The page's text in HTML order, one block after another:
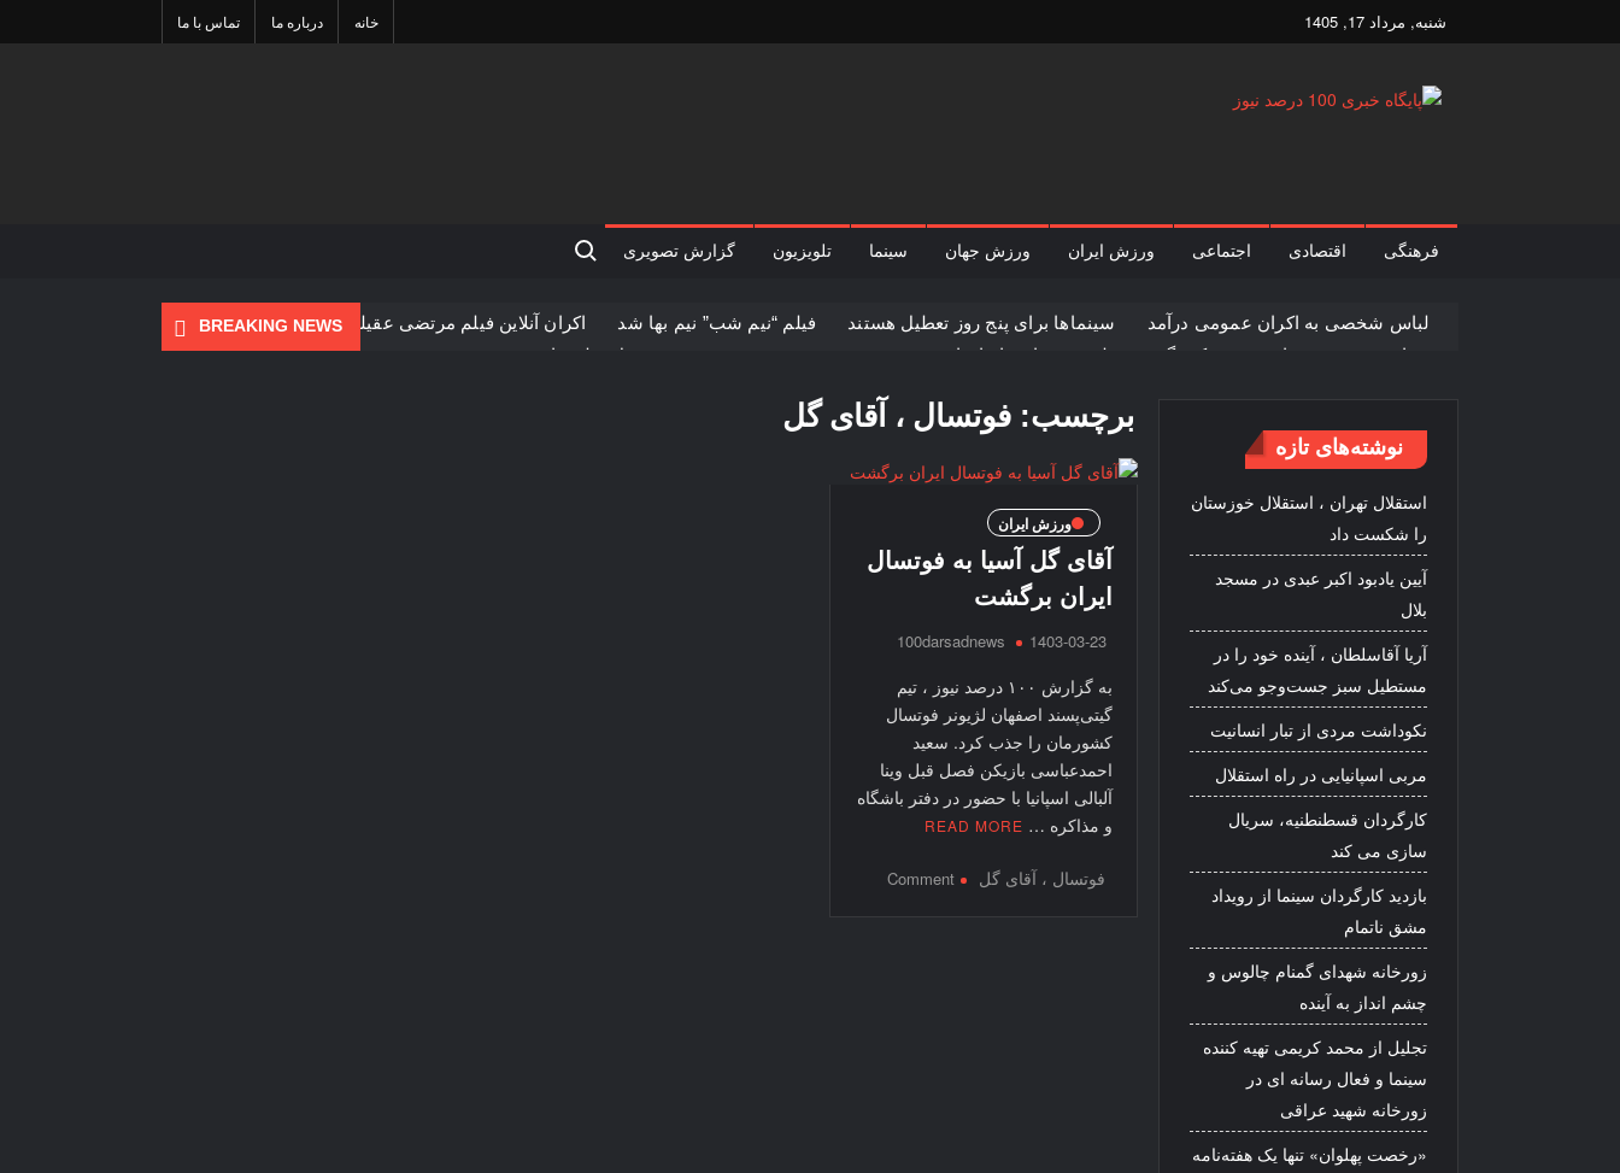
شنبه, مرداد 17, 1405 خانه درباره ما تماس با ما
خبری
درصد
نیوز
فرهنگی اقتصادی اجتماعی ورزش ایران ورزش جهان سینما تلویزیون گزارش تصویری Search for:
BREAKING NEWS لباس شخصی به اکران عمومی درآمد سینماها برای پنج‌ روز تعطیل هستند فیلم “نیم شب” نیم بها شد
اکران آنلاین فیلم مرتضی عقیلی آغاز شد
پوران درخشنده و باز هم تهیه کنندگی
علی نصیریان : ایران از بین رفتنی نیست
نیم شب در صدر جدول فیلم های نوروزی
برچسب:فوتسال ، آقای گل
ورزش ایران
آقای گل آسیا به فوتسال
ایران برگشت
100darsadnews 1403-03-23
به گزارش ۱۰۰ درصد نیوز ، تیم
گیتی‌پسند اصفهان لژیونر فوتسال
کشورمان را جذب کرد. سعید
احمدعباسی بازیکن فصل قبل وینا
آلبالی اسپانیا با حضور در دفتر باشگاه
و مذاکره … READ MORE
فوتسال ، آقای گل Comment
on
نوشته‌های تازه
استقلال تهران ، استقلال خوزستان
را شکست داد
آیین یادبود اکبر عبدی در مسجد
بلال
آریا آقاسلطان ، آینده خود را در
مستطیل سبز جست‌وجو می‌کند
نکوداشت مردی از تبار انسانیت
مربی اسپانیایی در راه استقلال
کارگردان قسطنطنیه، سریال
سازی می کند
بازدید کارگردان سینما از رویداد
مشق ناتمام
زورخانه شهدای گمنام چالوس و
چشم انداز به آینده
تجلیل از محمد کریمی تهیه کننده
سینما و فعال رسانه ای در
زورخانه شهید عراقی
«رخصت پهلوان» تنها یک هفته‌نامه